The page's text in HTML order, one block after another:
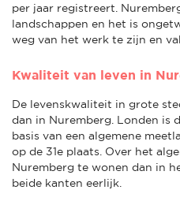
per jaar registreert.
landschappen en het is
weg van het werk te zijn en
Kwaliteit van leven in
De levenskwaliteit in grote
dan in Nuremberg. Londen is
basis van een algemene
op de 31e plaats. Over het
Nuremberg te wonen dan in
beide kanten eerlijk.